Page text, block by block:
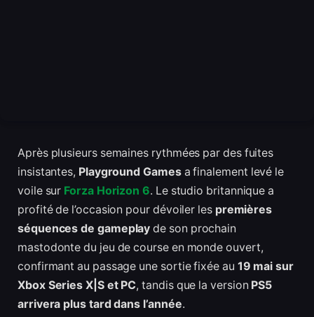
Après plusieurs semaines rythmées par des fuites
insistantes, Playground Gamesa finalement levé le
voile sur Forza Horizon 6. Le studio britannique a
profité de l’occasion pour dévoiler les premières
séquences de gameplay de son prochain
mastodonte du jeu de course en monde ouvert,
confirmant au passage une sortie fixée au 19 mai sur
Xbox Series X|S et PC, tandis que la version PS5
arrivera plus tard dans l’année.